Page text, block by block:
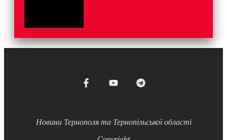
Новини Тернополя та Тернопільської області